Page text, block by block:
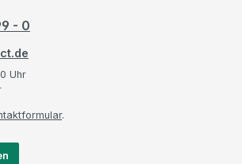
- 0
Uhr
.